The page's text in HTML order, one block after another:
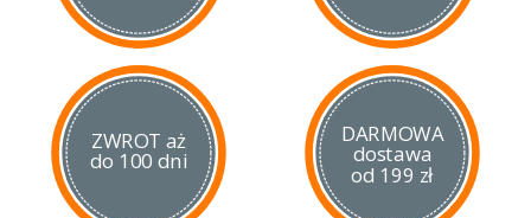
ZWROT aż
do 100 dni
DARMOWA
dostawa
od 199 zł